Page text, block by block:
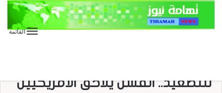
القائمة
للتصعيد.. الفشل يلاحق الأمريكيين